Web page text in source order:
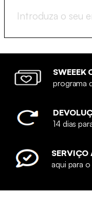
SWEEEK
programa
14 dias
SERVIÇO
aqui para